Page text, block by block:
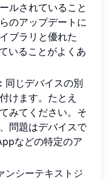
ルされていること
のアップデートに
ブラリと優れた
いることがよくあ
同じデバイスの別
けます。たとえ
みてください。そ
問題はデバイスで
などの特定のア
ンシーテキストジ